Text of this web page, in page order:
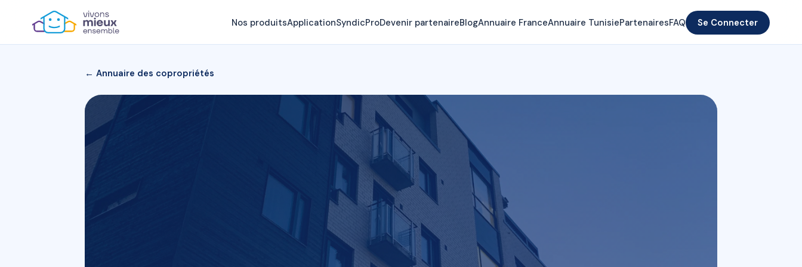
Nos produitsApplicationSyndicProDevenir partenaireBlogAnnuaire FranceAnnuaire TunisiePartenairesFAQ Se Connecter
← Annuaire des copropriétés